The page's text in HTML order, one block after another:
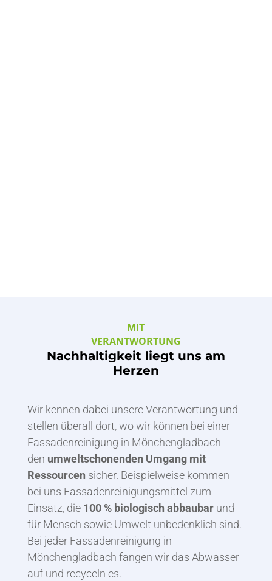
MIT
VERANTWORTUNG
Nachhaltigkeit liegt uns am
Herzen
Wir kennen dabei unsere Verantwortung und
stellen überall dort, wo wir können bei einer
Fassadenreinigung in Mönchengladbach
den umweltschonenden Umgang mit
Ressourcensicher. Beispielweise kommen
bei uns Fassadenreinigungsmittel zum
Einsatz, die 100 % biologisch abbaubarund
für Mensch sowie Umwelt unbedenklich sind.
Bei jeder Fassadenreinigung in
Mönchengladbach fangen wir das Abwasser
auf und recyceln es.